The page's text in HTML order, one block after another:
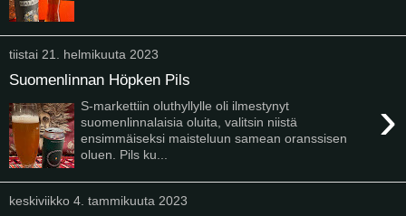
tiistai 21. helmikuuta 2023
Suomenlinnan Höpken Pils
›
S-markettiin oluthyllylle oli ilmestynyt
suomenlinnalaisia oluita, valitsin niistä
ensimmäiseksi maisteluun samean oranssisen
oluen. Pils ku...
keskiviikko 4. tammikuuta 2023